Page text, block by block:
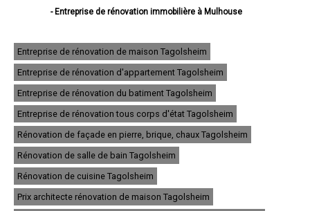
- Entreprise de rénovation immobilière à Mulhouse
- Entreprise de rénovation immobilière à Illzach
- Entreprise de rénovation immobilière à Wittenheim
- Entreprise de rénovation immobilière à Kingersheim
- Entreprise de rénovation immobilière à Rixheim
- Entreprise de rénovation immobilière à Riedisheim
- Entreprise de rénovation immobilière à Guebwiller
- Entreprise de rénovation immobilière à Cernay
- Entreprise de rénovation immobilière à Wittelsheim
- Entreprise de rénovation immobilière à Pfastatt
- Entreprise de rénovation immobilière à Thann
- Entreprise de rénovation immobilière à Wintzenheim
- Entreprise de rénovation immobilière à Soultz-Haut-Rhin
- Entreprise de rénovation immobilière à Ensisheim
Entreprise de rénovation de maison Tagolsheim
Entreprise de rénovation d'appartement Tagolsheim
Entreprise de rénovation du batiment Tagolsheim
Entreprise de rénovation tous corps d'état Tagolsheim
Rénovation de façade en pierre, brique, chaux Tagolsheim
Rénovation de salle de bain Tagolsheim
Rénovation de cuisine Tagolsheim
Prix architecte rénovation de maison Tagolsheim